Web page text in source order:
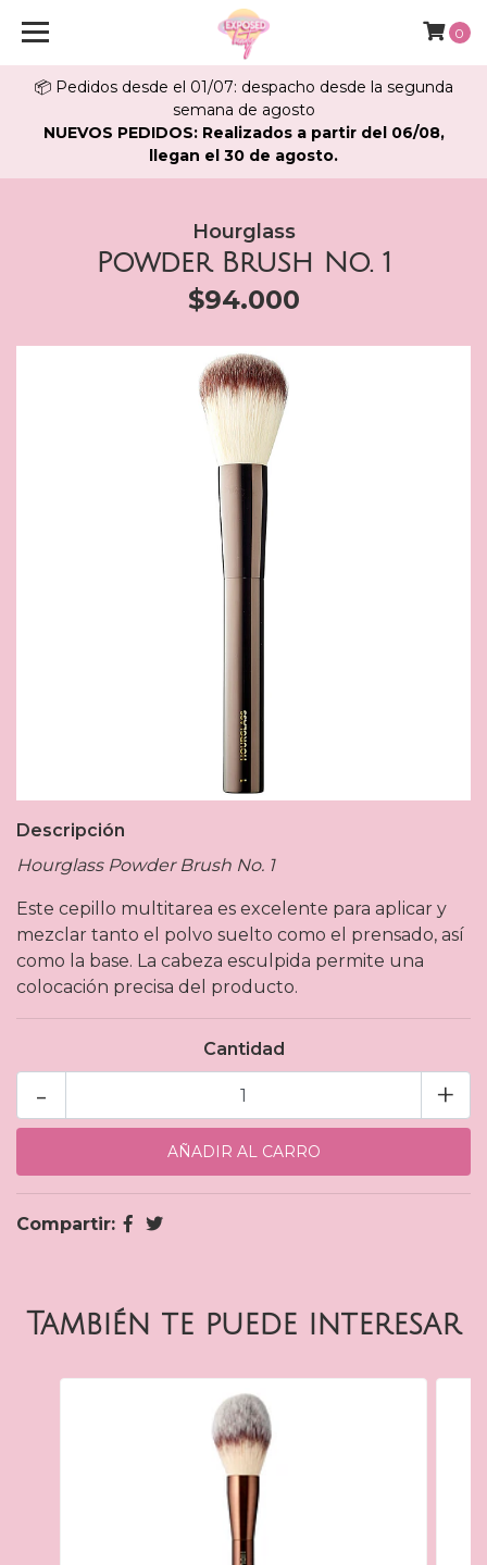
📦 Pedidos desde el 01/07: despacho desde la segunda
semana de agosto
NUEVOS PEDIDOS: Realizados a partir del 06/08,
llegan el 30 de agosto.
0
Hourglass
Powder Brush No. 1
$94.000
Descripción
Hourglass Powder Brush No. 1
Este cepillo multitarea es excelente para aplicar y
mezclar tanto el polvo suelto como el prensado, así
como la base. La cabeza esculpida permite una
colocación precisa del producto.
Cantidad
+
-
Compartir:
También te puede interesar